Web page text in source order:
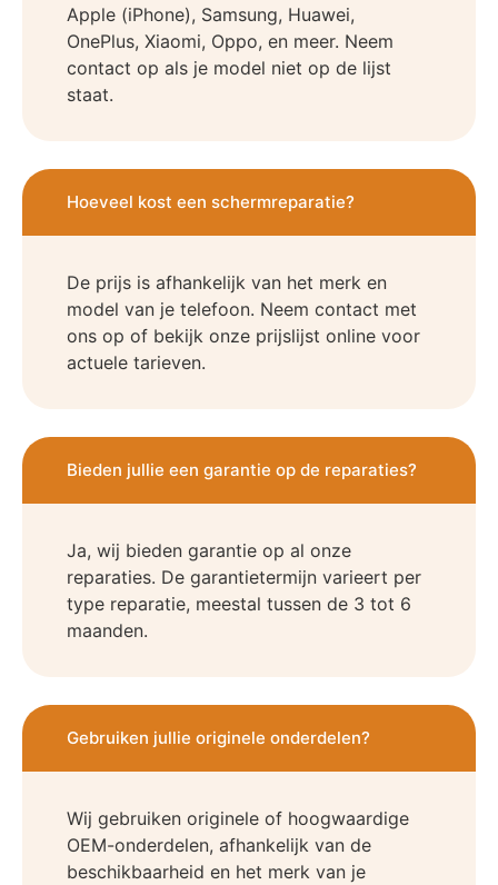
Apple (iPhone), Samsung, Huawei,
OnePlus, Xiaomi, Oppo, en meer. Neem
contact op als je model niet op de lijst
staat.
Hoeveel kost een schermreparatie?
De prijs is afhankelijk van het merk en
model van je telefoon. Neem contact met
ons op of bekijk onze prijslijst online voor
actuele tarieven.
Bieden jullie een garantie op de reparaties?
Ja, wij bieden garantie op al onze
reparaties. De garantietermijn varieert per
type reparatie, meestal tussen de 3 tot 6
maanden.
Gebruiken jullie originele onderdelen?
Wij gebruiken originele of hoogwaardige
OEM-onderdelen, afhankelijk van de
beschikbaarheid en het merk van je